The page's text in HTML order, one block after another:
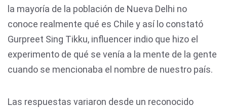
la mayoría de la población de Nueva Delhi no
conoce realmente qué es Chile y así lo constató
Gurpreet Sing Tikku, influencer indio que hizo el
experimento de qué se venía a la mente de la gente
cuando se mencionaba el nombre de nuestro país.
Las respuestas variaron desde un reconocido